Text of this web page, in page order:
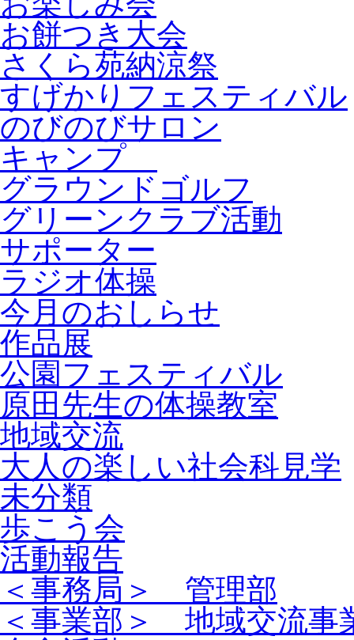
お餅つき大会
さくら苑納涼祭
すげかりフェスティバル
のびのびサロン
キャンプ
グラウンドゴルフ
グリーンクラブ活動
サポーター
ラジオ体操
今月のおしらせ
作品展
公園フェスティバル
原田先生の体操教室
地域交流
大人の楽しい社会科見学
未分類
歩こう会
活動報告
＜事務局＞ 管理部
＜事業部＞ 地域交流事